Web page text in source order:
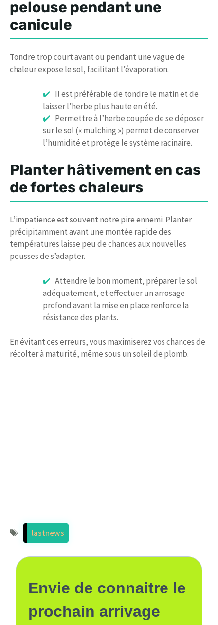
pelouse pendant une
canicule
Tondre trop court avant ou pendant une vague de
chaleur expose le sol, facilitant l’évaporation.
Il est préférable de tondre le matin et de
laisser l’herbe plus haute en été.
Permettre à l’herbe coupée de se déposer
sur le sol (« mulching ») permet de conserver
l’humidité et protège le système racinaire.
Planter hâtivement en cas
de fortes chaleurs
L’impatience est souvent notre pire ennemi. Planter
précipitamment avant une montée rapide des
températures laisse peu de chances aux nouvelles
pousses de s’adapter.
Attendre le bon moment, préparer le sol
adéquatement, et effectuer un arrosage
profond avant la mise en place renforce la
résistance des plants.
En évitant ces erreurs, vous maximiserez vos chances de
récolter à maturité, même sous un soleil de plomb.
Étiquettes
lastnews
Envie de connaitre le
prochain arrivage